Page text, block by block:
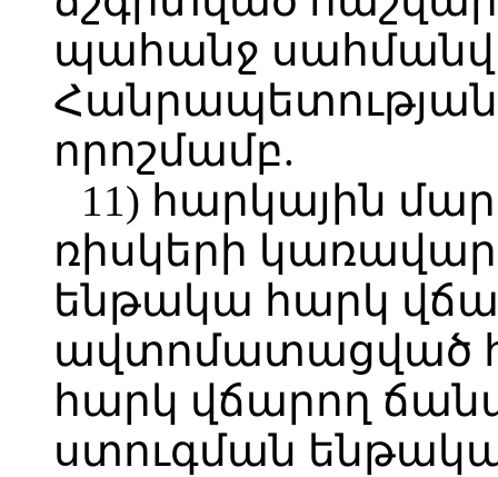
պահանջ
որոշմամբ.
11) հարկային
ռիսկերի
ենթակա հարկ
ավտոմատացված
հարկ վճարող
ստուգման